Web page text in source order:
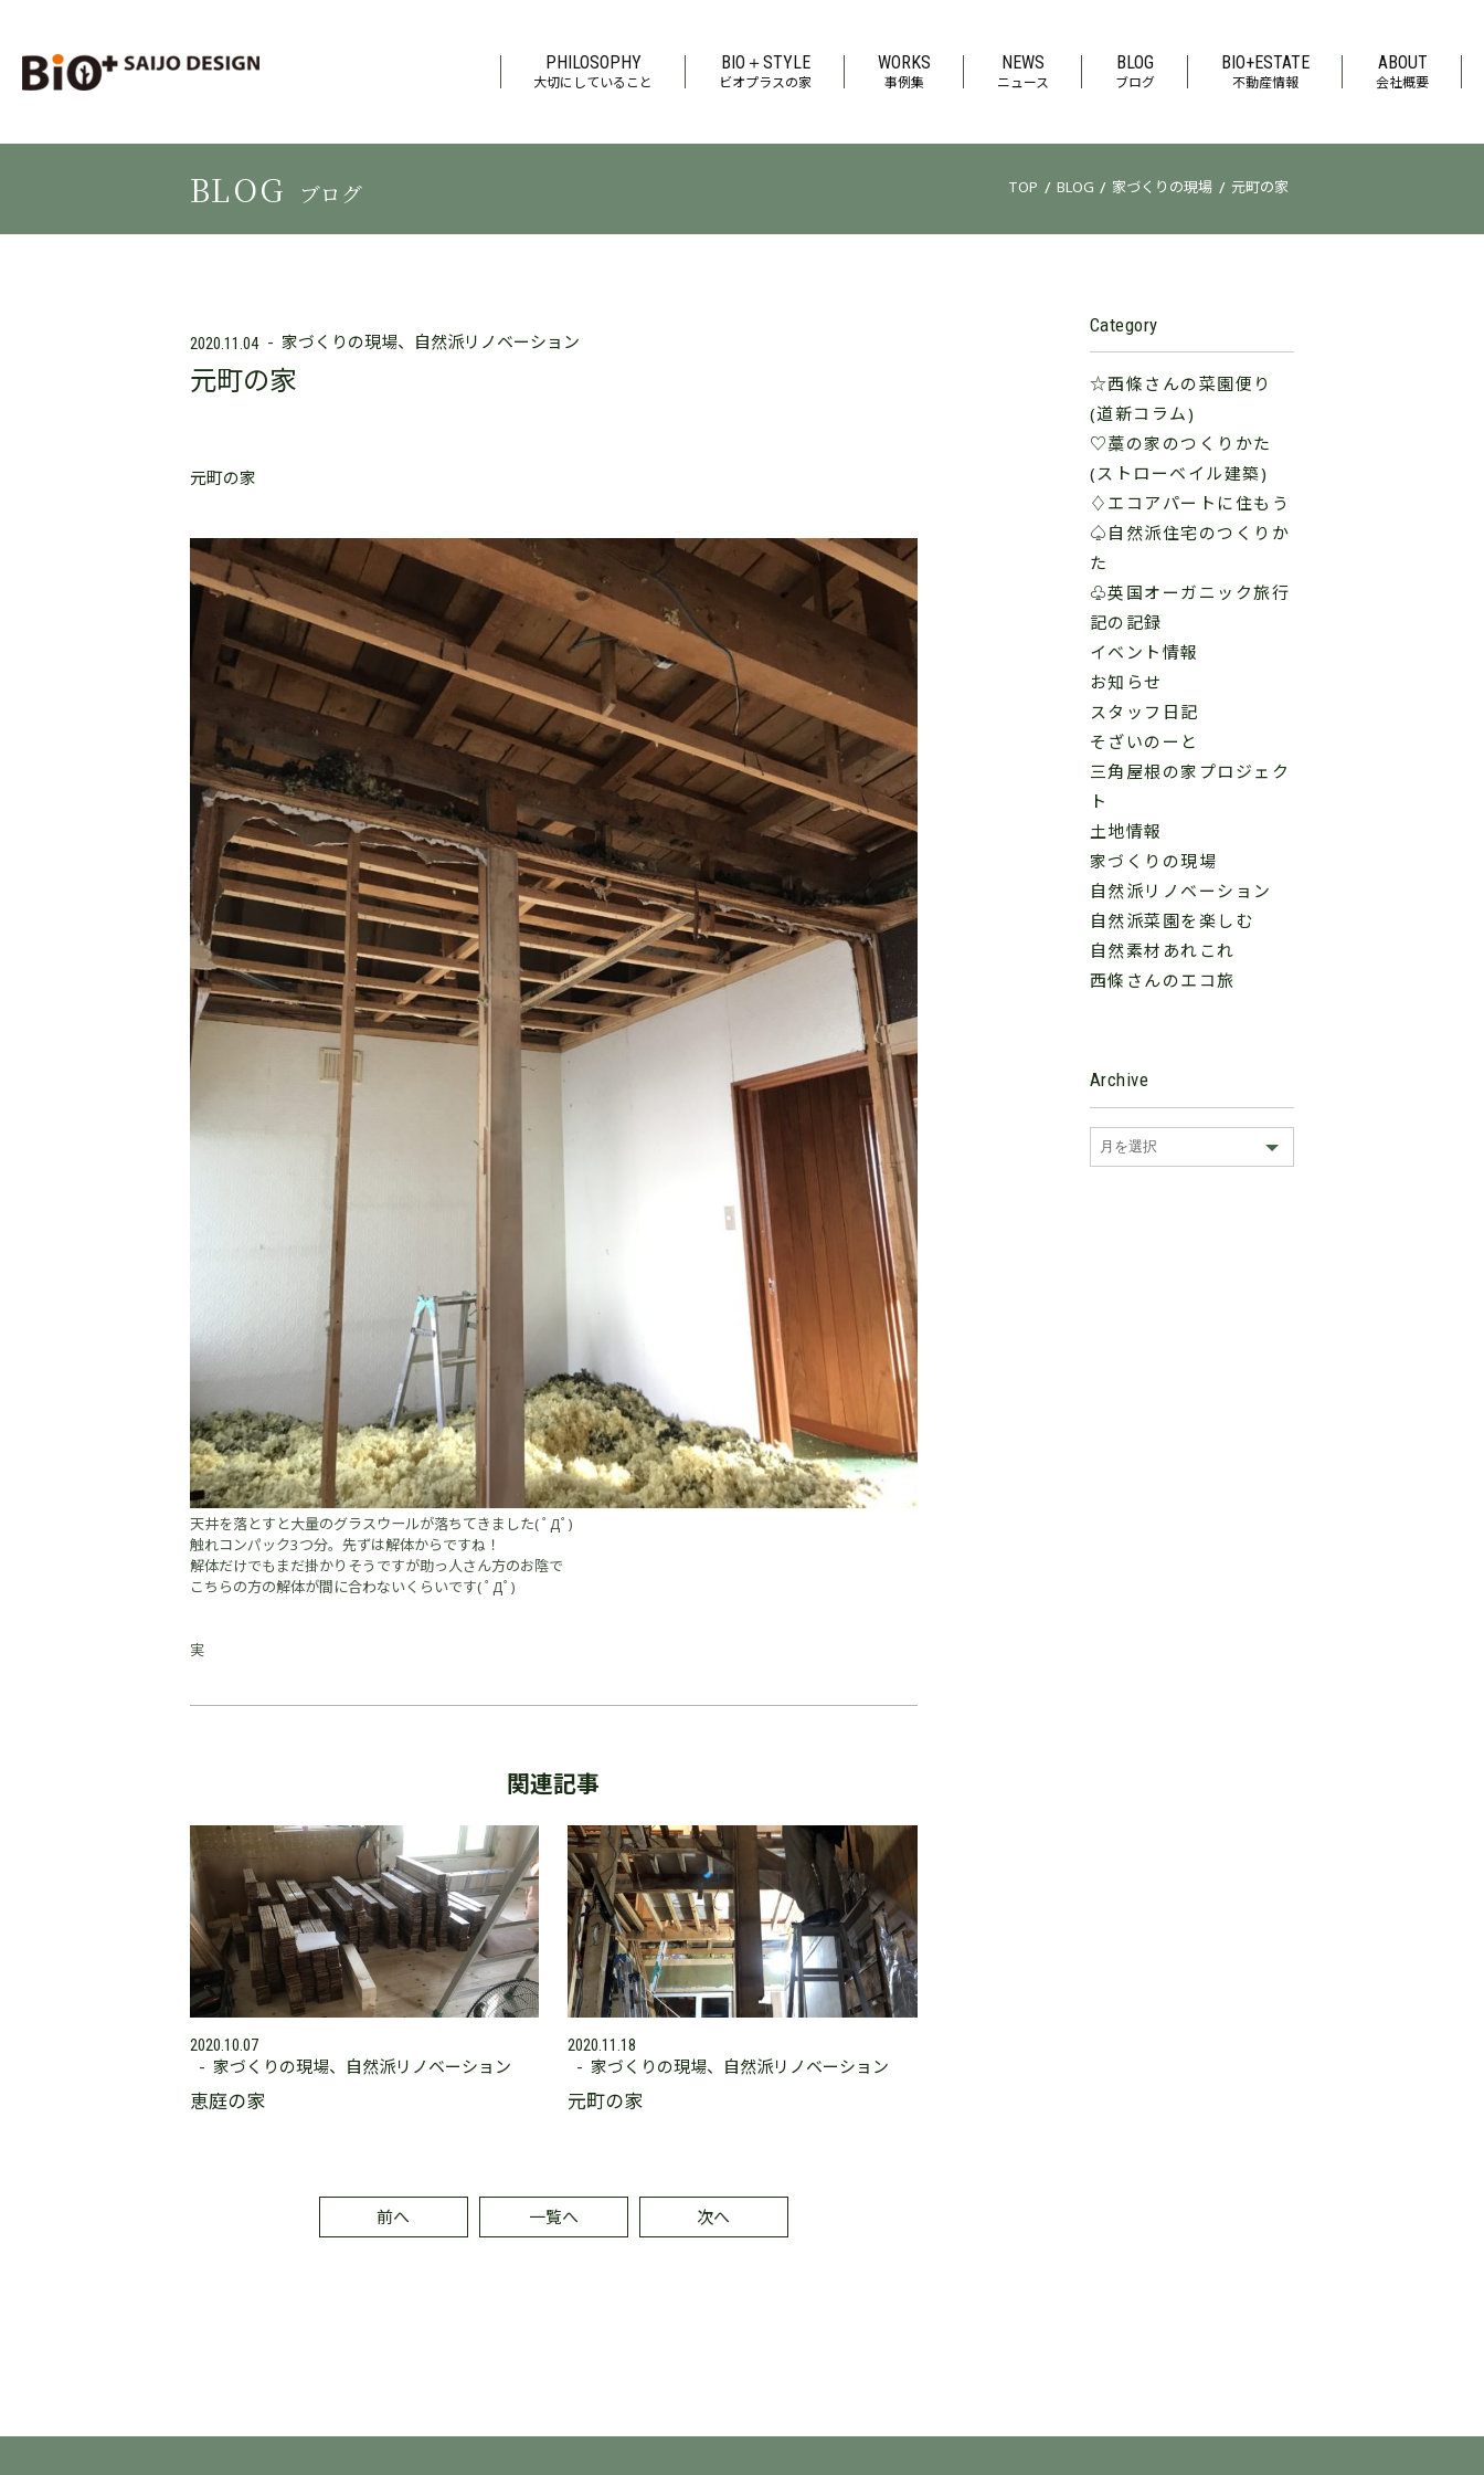
PHILOSOPHY
大切にしていること
BIO＋STYLE
ビオプラスの家
WORKS
事例集
NEWS
ニュース
BLOG
ブログ
BIO+ESTATE
不動産情報
ABOUT
会社概要
BLOG ブログ TOP /BLOG / 家づくりの現場 /元町の家
2020.11.04 家づくりの現場 自然派リノベーション
元町の家
元町の家
天井を落とすと大量のグラスウールが落ちてきました( ﾟДﾟ)
触れコンパック3つ分。先ずは解体からですね！
解体だけでもまだ掛かりそうですが助っ人さん方のお陰で
こちらの方の解体が間に合わないくらいです( ﾟДﾟ)
実
関連記事
2020.10.07
家づくりの現場 自然派リノベーション
恵庭の家
2020.11.18
家づくりの現場 自然派リノベーション
元町の家
前へ 一覧へ 次へ
Category
☆西條さんの菜園便り
(道新コラム)
♡藁の家のつくりかた
(ストローベイル建築)
♢エコアパートに住もう
♤自然派住宅のつくりか
た
♧英国オーガニック旅行
記の記録
イベント情報
お知らせ
スタッフ日記
そざいのーと
三角屋根の家プロジェク
ト
土地情報
家づくりの現場
自然派リノベーション
自然派菜園を楽しむ
自然素材あれこれ
西條さんのエコ旅
Archive